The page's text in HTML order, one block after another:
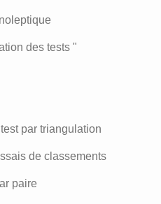
des tests "
par triangulation
de classements
paire